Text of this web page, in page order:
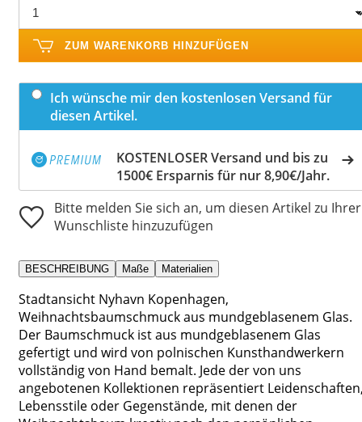
ZUM WARENKORB HINZUFÜGEN
Ich wünsche mir den kostenlosen Versand für
diesen Artikel.
KOSTENLOSER Versand und bis zu
1500€ Ersparnis für nur 8,90€/Jahr.
Bitte melden Sie sich an, um diesen Artikel zu Ihrer
Wunschliste hinzuzufügen
BESCHREIBUNG Maße Materialien
Stadtansicht Nyhavn Kopenhagen,
Weihnachtsbaumschmuck aus mundgeblasenem Glas.
Der Baumschmuck ist aus mundgeblasenem Glas
gefertigt und wird von polnischen Kunsthandwerkern
vollständig von Hand bemalt. Jede der von uns
angebotenen Kollektionen repräsentiert
Lebensstile oder Gegenstände, mit denen der